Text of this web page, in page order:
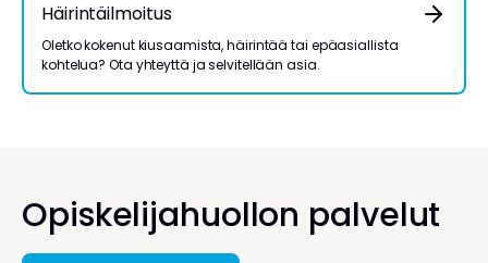
Häirintäilmoitus
Oletko kokenut kiusaamista, häirintää tai epäasiallista
kohtelua? Ota yhteyttä ja selvitellään asia.
Opiskelijahuollon palvelut